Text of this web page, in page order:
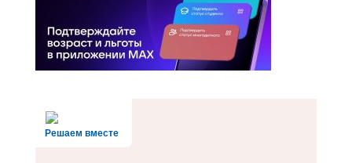
Решаем вместе